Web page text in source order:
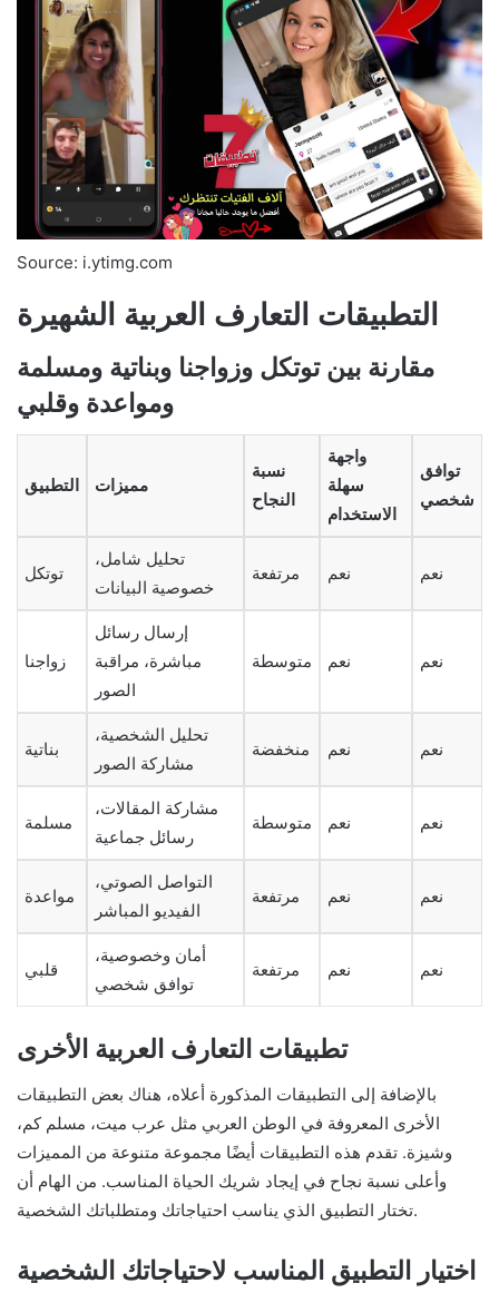
Source: i.ytimg.com
التطبيقات التعارف العربية الشهيرة
مقارنة بين توتكل وزواجنا وبناتية ومسلمة
ومواعدة وقلبي
التطبيق مميزات
نسبة
النجاح
واجهة
سهلة
الاستخدام
توافق
شخصي
توتكل
تحليل شامل،
خصوصية البيانات
مرتفعة نعم نعم
زواجنا
إرسال رسائل
مباشرة، مراقبة
الصور
متوسطة نعم نعم
بناتية
تحليل الشخصية،
مشاركة الصور
منخفضة نعم نعم
مسلمة
مشاركة المقالات،
رسائل جماعية
متوسطة نعم نعم
مواعدة
التواصل الصوتي،
الفيديو المباشر
مرتفعة نعم نعم
قلبي
أمان وخصوصية،
توافق شخصي
مرتفعة نعم نعم
تطبيقات التعارف العربية الأخرى
بالإضافة إلى التطبيقات المذكورة أعلاه، هناك بعض التطبيقات
الأخرى المعروفة في الوطن العربي مثل عرب ميت، مسلم كم،
وشيزة. تقدم هذه التطبيقات أيضًا مجموعة متنوعة من المميزات
وأعلى نسبة نجاح في إيجاد شريك الحياة المناسب. من الهام أن
تختار التطبيق الذي يناسب احتياجاتك ومتطلباتك الشخصية.
اختيار التطبيق المناسب لاحتياجاتك الشخصية